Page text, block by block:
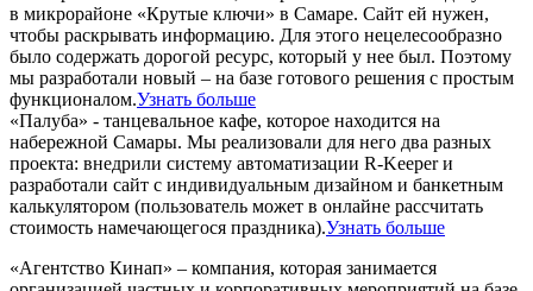
в микрорайоне «Крутые ключи» в Самаре. Сайт ей нужен,
чтобы раскрывать информацию. Для этого нецелесообразно
было содержать дорогой ресурс, который у нее был. Поэтому
мы разработали новый – на базе готового решения с простым
функционалом.Узнать больше
«Палуба» - танцевальное кафе, которое находится на
набережной Самары. Мы реализовали для него два разных
проекта: внедрили систему автоматизации R-Keeper и
разработали сайт с индивидуальным дизайном и банкетным
калькулятором (пользователь может в онлайне рассчитать
стоимость намечающегося праздника).Узнать больше
«Агентство Кинап» – компания, которая занимается